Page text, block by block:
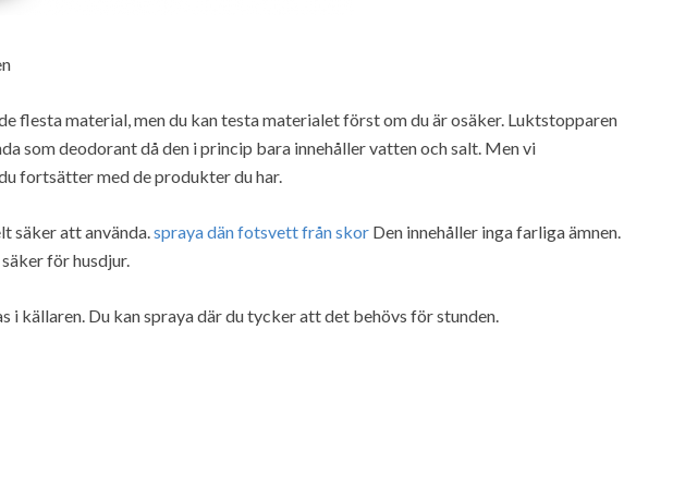
flesta material, men du kan testa materialet först om du är osäker. Luktstopparen
som deodorant då den i princip bara innehåller vatten och salt. Men vi
fortsätter med de produkter du har.
säker att använda.spraya dän fotsvett från skor Den innehåller inga farliga ämnen.
för husdjur.
i källaren. Du kan spraya där du tycker att det behövs för stunden.